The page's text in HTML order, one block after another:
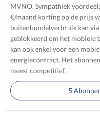
MVNO. Sympathiek
€/maand korting op de prijs
buitenbundelverbruik kan
geblokkeerd om het mobiele
kan ook enkel voor een
energiecontract. Het
meest competitief.
5